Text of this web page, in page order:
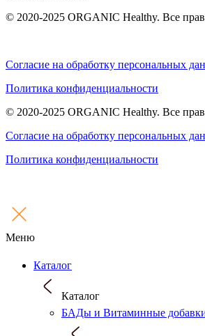
© 2020-2025 ORGANIC Healthy. Все
Согласие на обработку персональных
Политика конфиденциальности
© 2020-2025 ORGANIC Healthy. Все
Согласие на обработку персональных
Политика конфиденциальности
Меню
Каталог
Каталог
БАДы и Витаминные